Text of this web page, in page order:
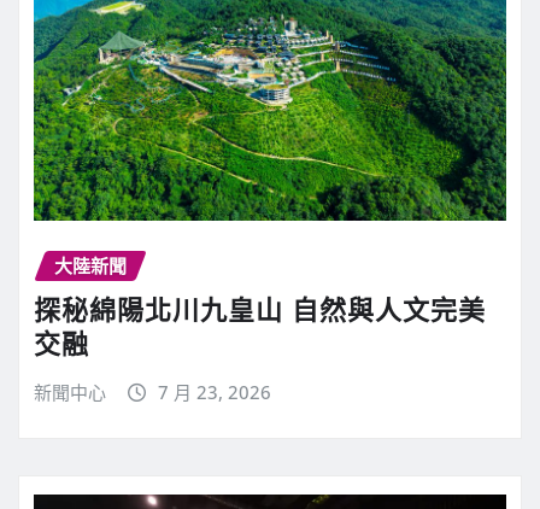
大陸新聞
探秘綿陽北川九皇山 自然與人文完美
交融
新聞中心 7 月 23, 2026